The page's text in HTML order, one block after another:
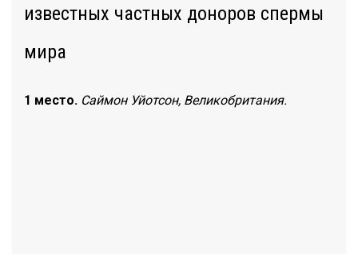
известных частных доноров спермы
мира
1 место. Саймон Уйотсон, Великобритания.